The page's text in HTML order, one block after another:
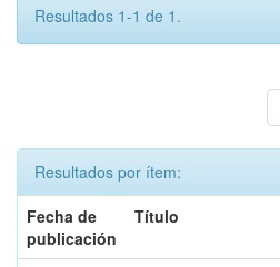
Resultados 1-1 de 1.
Resultados por ítem:
Fecha de
publicación
Título